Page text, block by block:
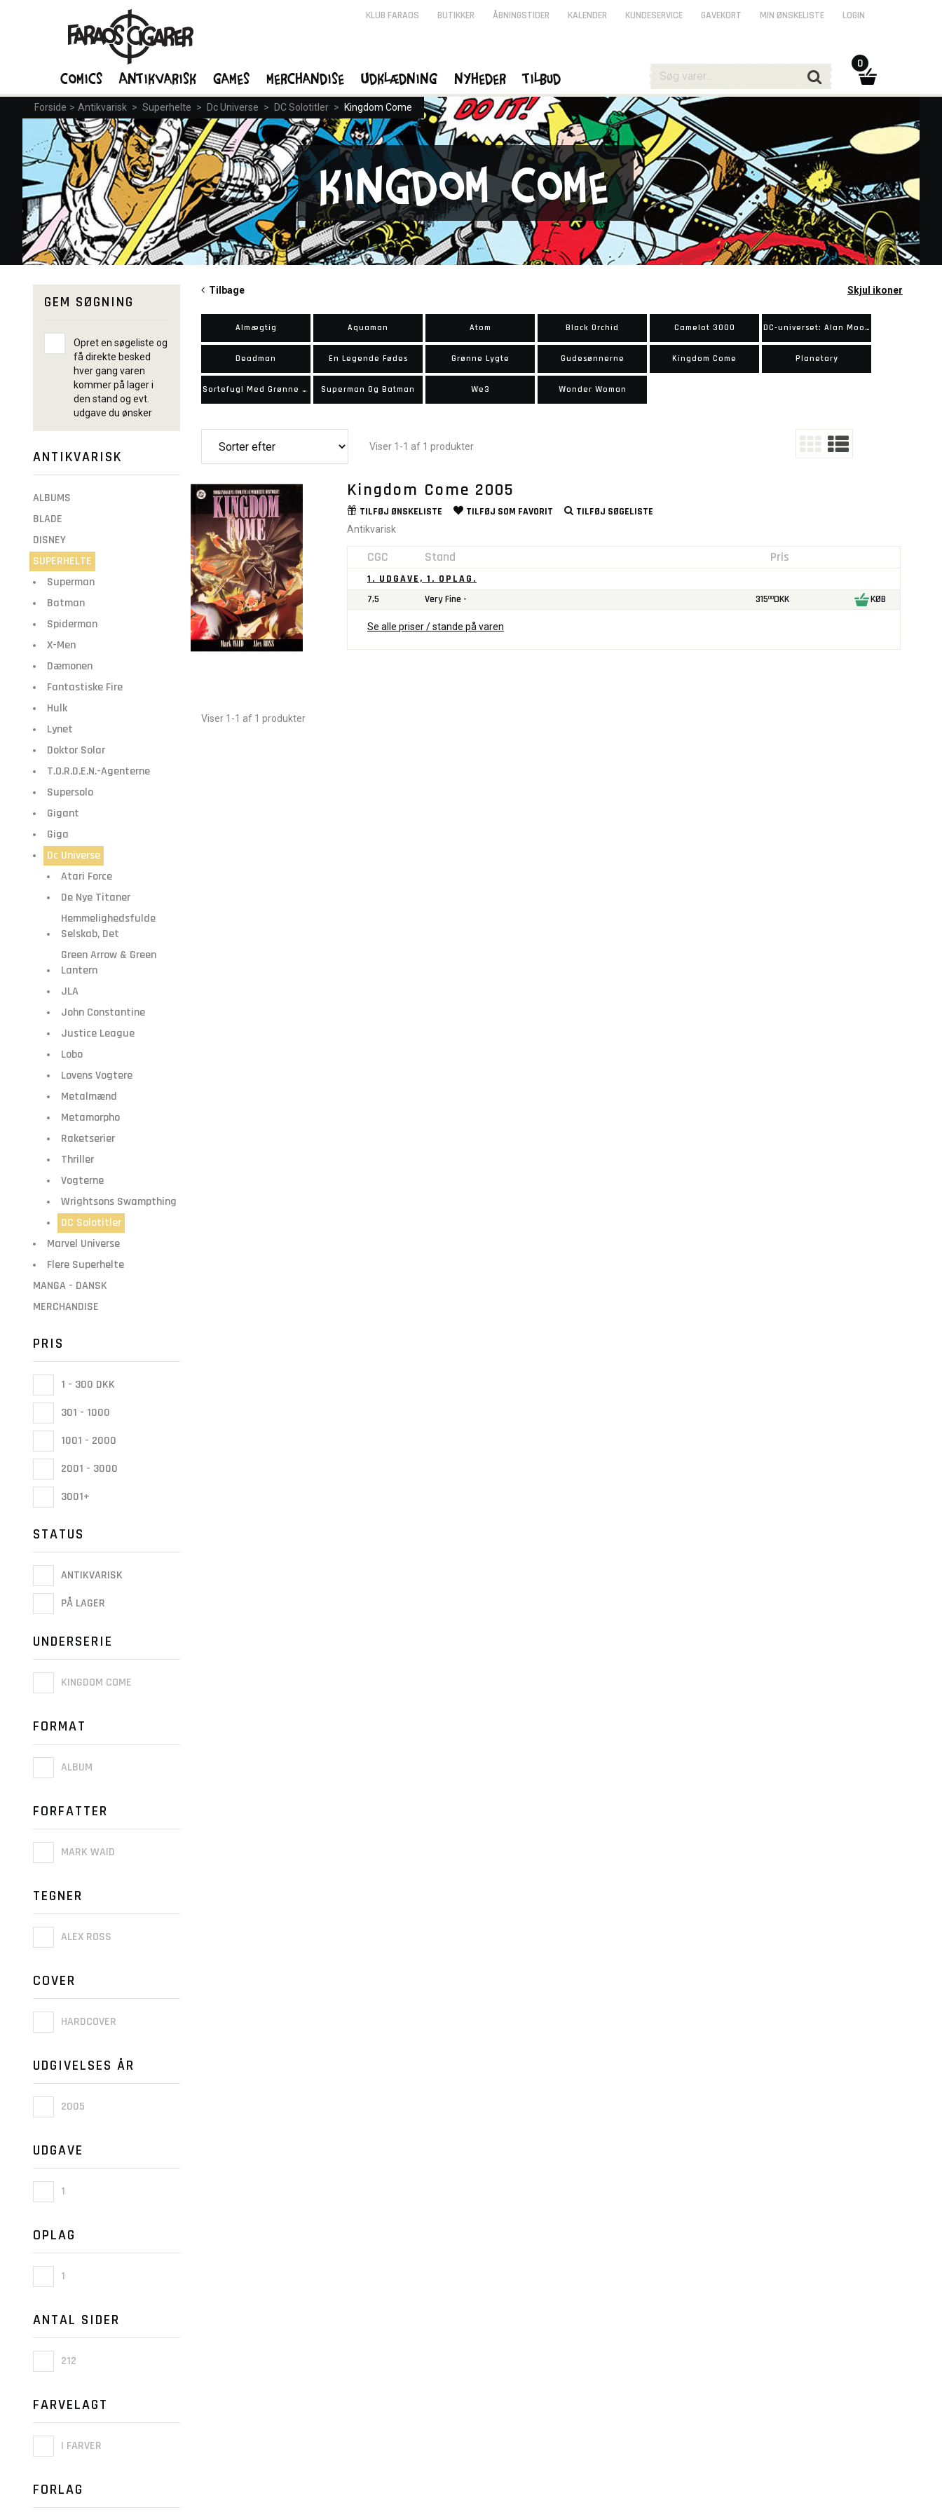
Forside > Antikvarisk > Superhelte > Dc Universe > DC Solotitler > Kingdom Come
Kingdom Come
GEM SØGNING
Opret en søgeliste og
få direkte besked
hver gang varen
kommer på lager i
den stand og evt.
udgave du ønsker
ANTIKVARISK
ALBUMS
BLADE
DISNEY
SUPERHELTE
Superman
Batman
Spiderman
X-Men
Dæmonen
Fantastiske Fire
Hulk
Lynet
Doktor Solar
T.O.R.D.E.N.-Agenterne
Supersolo
Gigant
Giga
Dc Universe
Atari Force
De Nye Titaner
Hemmelighedsfulde
Selskab, Det
Green Arrow & Green
Lantern
JLA
John Constantine
Justice League
Lobo
Lovens Vogtere
Metalmænd
Metamorpho
Raketserier
Thriller
Vogterne
Wrightsons Swampthing
DC Solotitler
Marvel Universe
Flere Superhelte
MANGA - DANSK
MERCHANDISE
PRIS
1 - 300 DKK
301 - 1000
1001 - 2000
2001 - 3000
3001+
STATUS
ANTIKVARISK
PÅ LAGER
UNDERSERIE
KINGDOM COME
FORMAT
ALBUM
FORFATTER
MARK WAID
TEGNER
ALEX ROSS
COVER
HARDCOVER
UDGIVELSES ÅR
2005
UDGAVE
1
OPLAG
1
ANTAL SIDER
212
FARVELAGT
I FARVER
FORLAG
Skjul ikoner
Tilbage
Almægtig Aquaman Atom Black Orchid Camelot 3000 DC-universet: Alan Moores historier
Deadman En Legende Fødes Grønne Lygte Gudesønnerne Kingdom Come Planetary
Sortefugl Med Grønne Pil Superman Og Batman We3 Wonder Woman
Viser 1-1 af 1 produkter
Kingdom Come 2005
TILFØJ ØNSKELISTE TILFØJ SOM FAVORIT TILFØJ SØGELISTE
Antikvarisk
CGC Stand Pris
1. UDGAVE, 1. OPLAG.
7,5
Very Fine - 31500DKK KØB
Se alle priser / stande på varen
Viser 1-1 af 1 produkter
KLUB FARAOS BUTIKKER ÅBNINGSTIDER KALENDER KUNDESERVICE GAVEKORT MIN ØNSKELISTE LOGIN
Comics Antikvarisk Games Merchandise Udklædning Nyheder Tilbud
0